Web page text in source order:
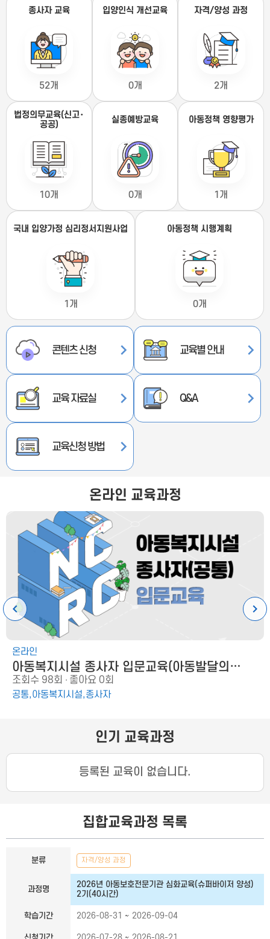
종사자 교육
52개
입양인식 개선교육
0개
자격/양성 과정
2개
법정의무교육(신고･
공공)
10개
실종예방교육
0개
아동정책 영향평가
1개
국내 입양가정 심리정서지원사업
1개
아동정책 시행계획
0개
콘텐츠 신청 교육별 안내
교육 자료실 Q&A
교육신청 방법
온라인 교육과정
온라인
아동복지시설 종사자 입문교육(아동발달의
이해)
조회수 98회 좋아요 0회
공통,아동복지시설,종사자
인기 교육과정
등록된 교육이 없습니다.
집합교육과정 목록
분류 자격/양성 과정
과정명
2026년 아동보호전문기관 심화교육(슈퍼바이저 양성)
2기(40시간)
학습기간 2026-08-31 ~ 2026-09-04